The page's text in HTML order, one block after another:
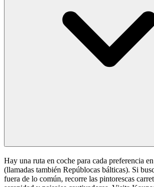
Hay una ruta en coche para cada preferencia
(llamadas también Repúblocas bálticas). Si
fuera de lo común, recorre las pintorescas